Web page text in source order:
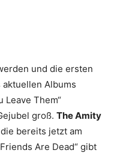
und die ersten
aktuellen Albums
Leave Them“
groß. The Amity
bereits jetzt am
Are Dead“ gibt